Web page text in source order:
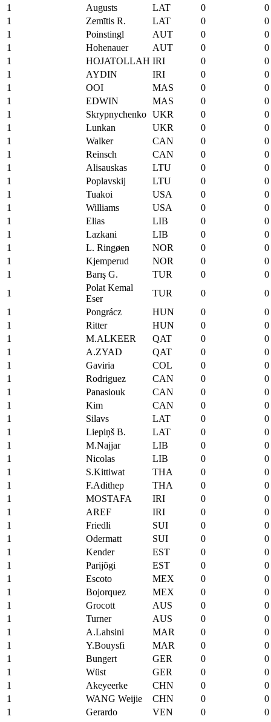
1
Augusts LAT 0
0
1
Zemītis R. LAT 0
0
1
Poinstingl AUT 0
0
1
Hohenauer AUT 0
0
1
HOJATOLLAH IRI 0
0
1
AYDIN IRI 0
0
1
OOI MAS 0
0
1
EDWIN MAS 0
0
1
Skrypnychenko UKR 0
0
1
Lunkan UKR 0
0
1
Walker CAN 0
0
1
Reinsch CAN 0
0
1
Alisauskas LTU 0
0
1
Poplavskij LTU 0
0
1
Tuakoi USA 0
0
1
Williams USA 0
0
1
Elias LIB 0
0
1
Lazkani LIB 0
0
1
L. Ringøen NOR 0
0
1
Kjemperud NOR 0
0
1
Barış G. TUR 0
0
1
Polat Kemal
Eser
TUR 0
0
1
Pongrácz HUN 0
0
1
Ritter HUN 0
0
1
M.ALKEER QAT 0
0
1
A.ZYAD QAT 0
0
1
Gaviria COL 0
0
1
Rodriguez CAN 0
0
1
Panasiouk CAN 0
0
1
Kim CAN 0
0
1
Silavs LAT 0
0
1
Liepiņš B. LAT 0
0
1
M.Najjar LIB 0
0
1
Nicolas LIB 0
0
1
S.Kittiwat THA 0
0
1
F.Adithep THA 0
0
1
MOSTAFA IRI 0
0
1
AREF IRI 0
0
1
Friedli SUI 0
0
1
Odermatt SUI 0
0
1
Kender EST 0
0
1
Parijõgi EST 0
0
1
Escoto MEX 0
0
1
Bojorquez MEX 0
0
1
Grocott AUS 0
0
1
Turner AUS 0
0
1
A.Lahsini MAR 0
0
1
Y.Bouysfi MAR 0
0
1
Bungert GER 0
0
1
Wüst GER 0
0
1
Akeyeerke CHN 0
0
1
WANG Weijie CHN 0
0
1
Gerardo VEN 0
0